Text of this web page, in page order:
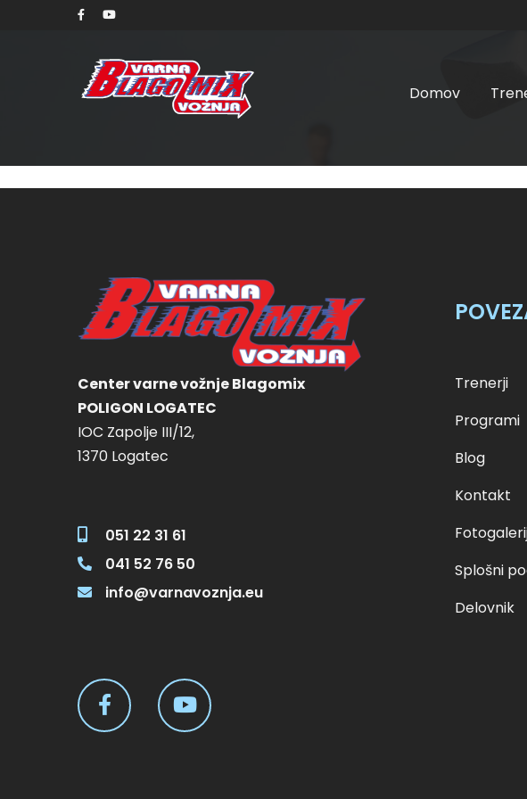
Domov
150,00 € Out of stock Category: Voznik
8:00 – I 125,00 € Add to cart nedelja, 6.
Center varne vožnje Blagomix
POLIGON LOGATEC
IOC Zapolje III/12,
1370 Logatec
051 22 31 61
041 52 76 50
info@varnavoznja.eu
Trenerji
Programi
Blog
Kontakt
Splošni
Delovnik